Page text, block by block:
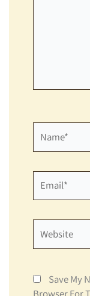
Save My
Browser For